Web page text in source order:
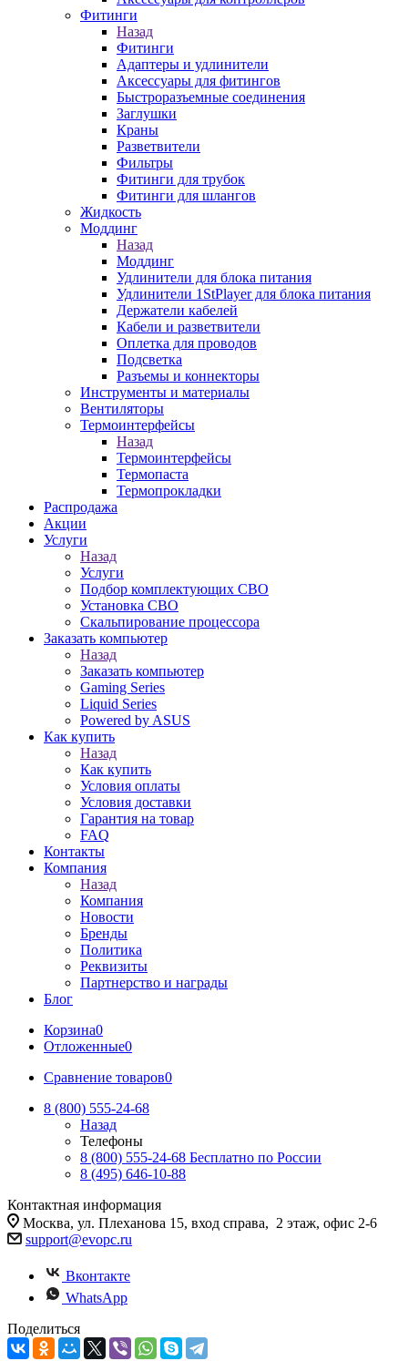
Фитинги
Назад
Фитинги
Адаптеры и удлинители
Аксессуары для фитингов
Быстроразъемные соединения
Заглушки
Краны
Разветвители
Фильтры
Фитинги для трубок
Фитинги для шлангов
Жидкость
Моддинг
Назад
Моддинг
Удлинители для блока питания
Удлинители 1StPlayer для блока питания
Держатели кабелей
Кабели и разветвители
Оплетка для проводов
Подсветка
Разъемы и коннекторы
Инструменты и материалы
Вентиляторы
Термоинтерфейсы
Назад
Термоинтерфейсы
Термопаста
Термопрокладки
Распродажа
Акции
Услуги
Назад
Услуги
Подбор комплектующих СВО
Установка СВО
Скальпирование процессора
Заказать компьютер
Назад
Заказать компьютер
Gaming Series
Liquid Series
Powered by ASUS
Как купить
Назад
Как купить
Условия оплаты
Условия доставки
Гарантия на товар
FAQ
Контакты
Компания
Назад
Компания
Новости
Бренды
Политика
Реквизиты
Партнерство и награды
Блог
Корзина0
Отложенные0
Сравнение товаров0
8 (800) 555-24-68
Назад
Телефоны
8 (800) 555-24-68 Бесплатно по России
8 (495) 646-10-88
Контактная информация
Москва, ул. Плеханова 15, вход справа, 2 этаж, офис 2-6
support@evopc.ru
Вконтакте
WhatsApp
Поделиться